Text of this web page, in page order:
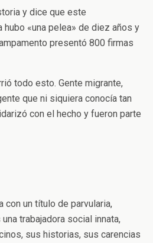
y dice que este
hubo «una pelea» de diez años y
presentó 800 firmas
todo esto. Gente migrante,
que ni siquiera conocía tan
con el hecho y fueron parte
con un título de parvularia,
trabajadora social innata,
sus historias, sus carencias